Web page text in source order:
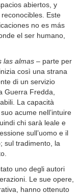
abiertos, y
Este
no es más
el ser humano,
las almas – parte per
così una strana
di un servizio
Guerra Fredda,
La capacità
acume nell’intuire
chi sarà leale e
sull’uomo e il
sul tradimento, la
uno degli autori
Le sue opere,
hanno ottenuto